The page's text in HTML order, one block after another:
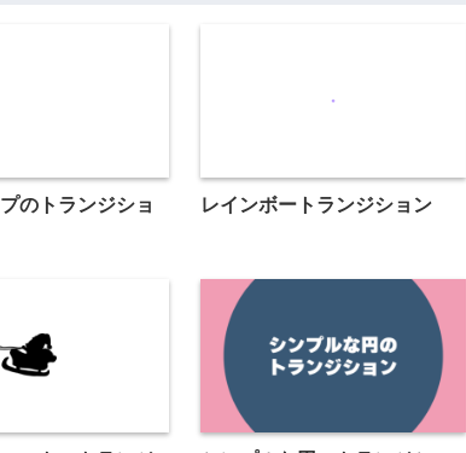
のトランジショ レインボートランジション